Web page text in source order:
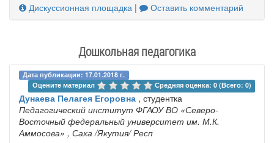
Дискуссионная площадка | Оставить комментарий
Дошкольная педагогика
Дата публикации: 17.01.2018 г.
Оцените материал
Средняя оценка: 0 (Всего: 0)
Дунаева Пелагея Егоровна , студентка
Педагогический институт ФГАОУ ВО «Северо-
Восточный федеральный университет им. М.К.
Аммосова» , Саха /Якутия/ Респ